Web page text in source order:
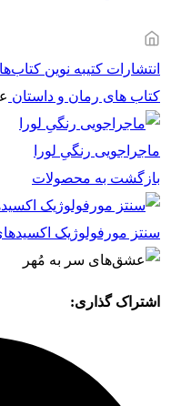
انتشارات کتیبه نوین کتاب‌ها
کتاب های رمان و داستان
ماجراجویی رنگیِ لورا
بازگشت به محصولات
سنتز مورفولوژیک
اشتراک گذاری: